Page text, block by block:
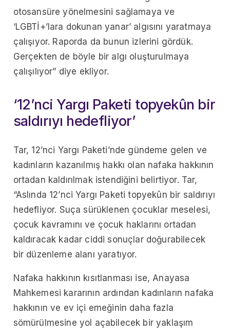
otosansüre yönelmesini sağlamaya ve
‘LGBTİ+’lara dokunan yanar’ algısını yaratmaya
çalışıyor. Raporda da bunun izlerini gördük.
Gerçekten de böyle bir algı oluşturulmaya
çalışılıyor” diye ekliyor.
‘12’nci Yargı Paketi topyekûn bir
saldırıyı hedefliyor’
Tar, 12’nci Yargı Paketi’nde gündeme gelen ve
kadınların kazanılmış hakkı olan nafaka hakkının
ortadan kaldırılmak istendiğini belirtiyor. Tar,
“Aslında 12’nci Yargı Paketi topyekûn bir saldırıyı
hedefliyor. Suça sürüklenen çocuklar meselesi,
çocuk kavramını ve çocuk haklarını ortadan
kaldıracak kadar ciddi sonuçlar doğurabilecek
bir düzenleme alanı yaratıyor.
Nafaka hakkının kısıtlanması ise, Anayasa
Mahkemesi kararının ardından kadınların nafaka
hakkının ve ev içi emeğinin daha fazla
sömürülmesine yol açabilecek bir yaklaşım